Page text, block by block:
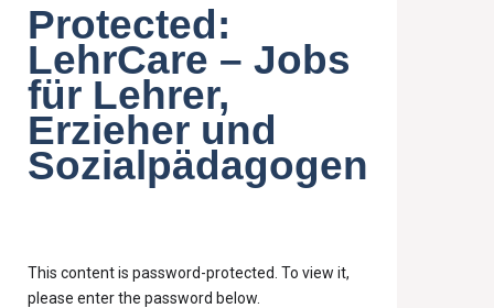
Protected:
LehrCare – Jobs
für Lehrer,
Erzieher und
Sozialpädagogen
This content is password-protected. To view it,
please enter the password below.